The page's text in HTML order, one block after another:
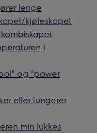
lenge
kjøleskapet
i
og "power
eller fungerer
min lukkes